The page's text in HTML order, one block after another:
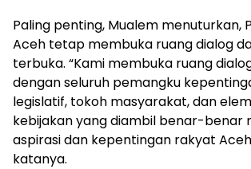
Paling penting, Mualem menuturkan,
Aceh tetap membuka ruang dialog
terbuka. “Kami membuka ruang
dengan seluruh pemangku
legislatif, tokoh masyarakat, dan
kebijakan yang diambil benar-benar
aspirasi dan kepentingan rakyat
katanya.